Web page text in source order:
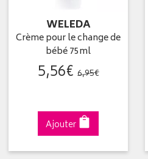
WELEDA
Crème pour le change de
bébé 75ml
5,56€ 6,95€
Ajouter